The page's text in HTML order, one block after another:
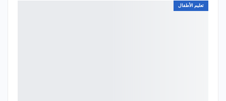
تعليم الأطفال